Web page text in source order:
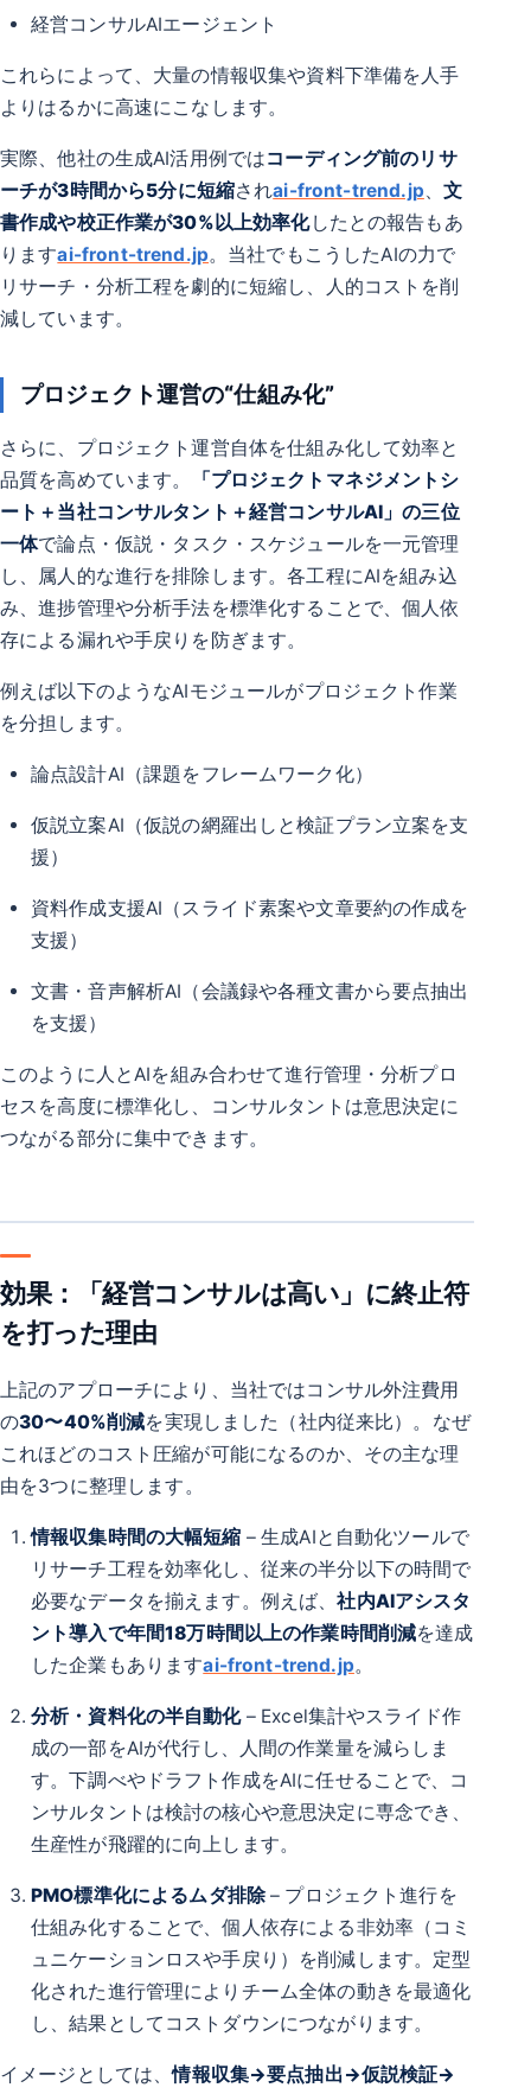
経営コンサルAIエージェント
これらによって、大量の情報収集や資料下準備を人手
よりはるかに高速にこなします。
実際、他社の生成AI活用例ではコーディング前のリサ
ーチが3時間から5分に短縮されai-front-trend.jp、 文
書作成や校正作業が30%以上効率化したとの報告もあ
りますai-front-trend.jp。当社でもこうしたAIの力で
リサーチ・分析工程を劇的に短縮し、人的コストを削
減しています。
プロジェクト運営の“仕組み化”
さらに、プロジェクト運営自体を仕組み化して効率と
品質を高めています。
「プロジェクトマネジメントシ
ート＋当社コンサルタント＋経営コンサルAI」の三位
一体で論点・仮説・タスク・スケジュールを一元管理
し、属人的な進行を排除します。各工程にAIを組み込
み、進捗管理や分析手法を標準化することで、個人依
存による漏れや手戻りを防ぎます。
例えば以下のようなAIモジュールがプロジェクト作業
を分担します。
論点設計AI（課題をフレームワーク化）
仮説立案AI（仮説の網羅出しと検証プラン立案を支
援）
資料作成支援AI（スライド素案や文章要約の作成を
支援）
文書・音声解析AI（会議録や各種文書から要点抽出
を支援）
このように人とAIを組み合わせて進行管理・分析プロ
セスを高度に標準化し、コンサルタントは意思決定に
つながる部分に集中できます。
効果：「経営コンサルは高い」に終止符
を打った理由
上記のアプローチにより、当社ではコンサル外注費用
の30〜40%削減を実現しました（社内従来比）。なぜ
これほどのコスト圧縮が可能になるのか、その主な理
由を3つに整理します。
情報収集時間の大幅短縮 – 生成AIと自動化ツールで
リサーチ工程を効率化し、従来の半分以下の時間で
必要なデータを揃えます。例えば、社内AIアシスタ
ント導入で年間18万時間以上の作業時間削減を達成
した企業もありますai-front-trend.jp。
分析・資料化の半自動化– Excel集計やスライド作
成の一部をAIが代行し、人間の作業量を減らしま
す。下調べやドラフト作成をAIに任せることで、コ
ンサルタントは検討の核心や意思決定に専念でき、
生産性が飛躍的に向上します。
PMO標準化によるムダ排除– プロジェクト進行を
仕組み化することで、個人依存による非効率（コミ
ュニケーションロスや手戻り）を削減します。定型
化された進行管理によりチーム全体の動きを最適化
し、結果としてコストダウンにつながります。
イメージとしては、情報収集→要点抽出→仮説検証→